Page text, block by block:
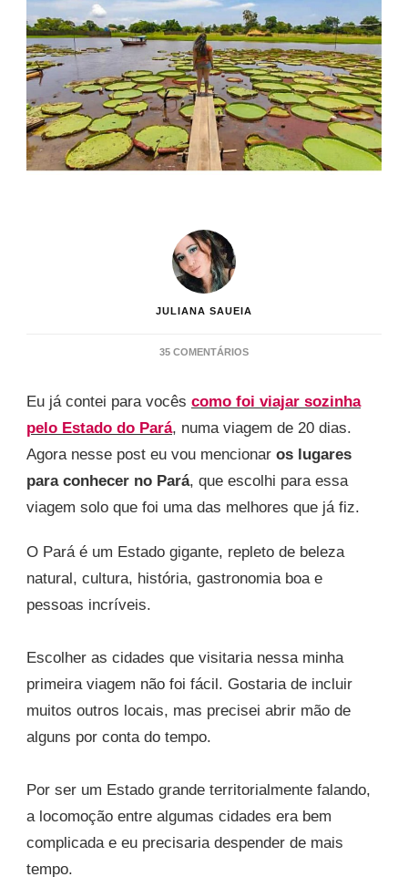
JULIANA SAUEIA
35 COMENTÁRIOSEM
CONHECER
PARÁ
–
SOZINHA
Eu já contei para vocês como foi viajar sozinha
pelo Estado do Pará, numa viagem de 20 dias.
Agora nesse post eu vou mencionar os lugares
para conhecer no Pará, que escolhi para essa
viagem solo que foi uma das melhores que já fiz.
O Pará é um Estado gigante, repleto de beleza
natural, cultura, história, gastronomia boa e
pessoas incríveis.
Escolher as cidades que visitaria nessa minha
primeira viagem não foi fácil. Gostaria de incluir
muitos outros locais, mas precisei abrir mão de
alguns por conta do tempo.
Por ser um Estado grande territorialmente falando,
a locomoção entre algumas cidades era bem
complicada e eu precisaria despender de mais
tempo.